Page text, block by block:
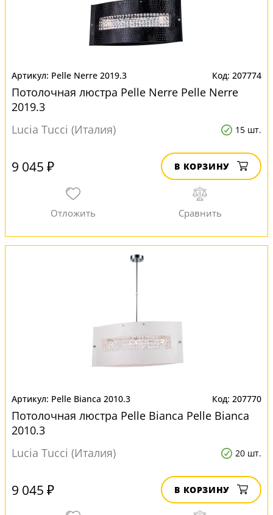
Pelle Nerre 2019.3 207774
Потолочная люстра Pelle Nerre Pelle Nerre
2019.3
Lucia Tucci (Италия)
15 шт.
9 045 ₽ В КОРЗИНУ
Pelle Bianca 2010.3 207770
Потолочная люстра Pelle Bianca Pelle Bianca
2010.3
Lucia Tucci (Италия)
20 шт.
9 045 ₽ В КОРЗИНУ